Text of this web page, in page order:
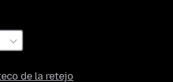
de la retejo